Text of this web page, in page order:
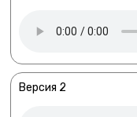
Версия 2